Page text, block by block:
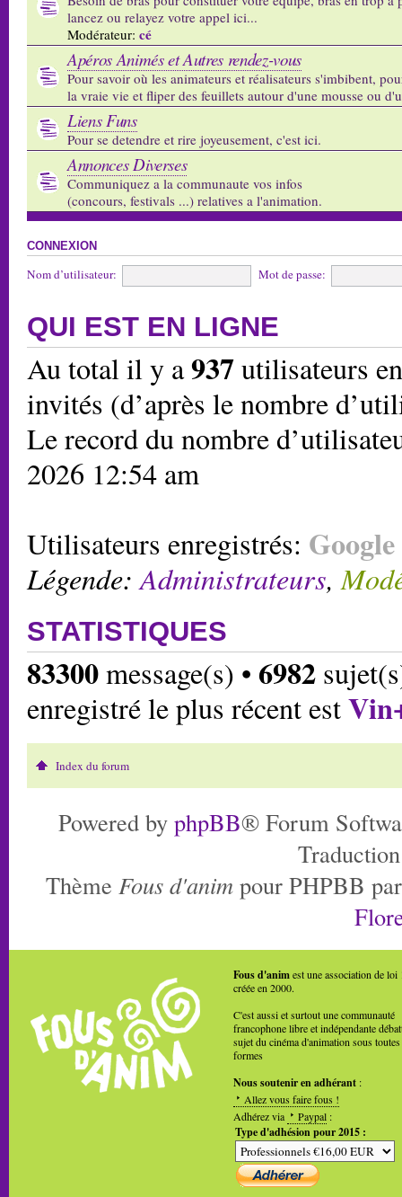
lancez ou relayez votre appel ici...
Modérateur: cé
Apéros Animés et Autres rendez-vous
Pour savoir où les animateurs et réalisateurs s'imbibent,
la vraie vie et fliper des feuillets autour d'une mousse ou
Liens Funs
Pour se detendre et rire joyeusement, c'est ici.
Annonces Diverses
Communiquez a la communaute vos infos
(concours, festivals ...) relatives a l'animation.
CONNEXION
Nom d’utilisateur: Mot de passe:
QUI EST EN LIGNE
Au total il y a937utilisateurs
invités (d’après le nombre
Le record du nombre
2026 12:54 am
Utilisateurs enregistrés:
Légende:Administrateurs,
STATISTIQUES
83300message(s) • 6982
enregistré le plus récent est
Index du forum
Powered by phpBB® Forum
Thème Fous d'anim pour PHPBB
Fous d'animest une association de loi
créée en 2000.
C'est aussi et surtout une communauté
francophone libre et indépendante
sujet du cinéma d'animation sous toutes
formes
Nous soutenir en adhérant :
Allez vous faire fous !
Adhérez via
Paypal :
Type d'adhésion pour 2015 :